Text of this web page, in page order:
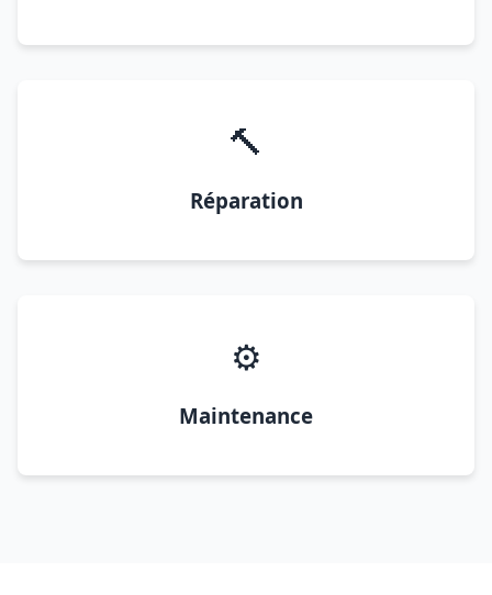
🔨
Réparation
⚙️
Maintenance